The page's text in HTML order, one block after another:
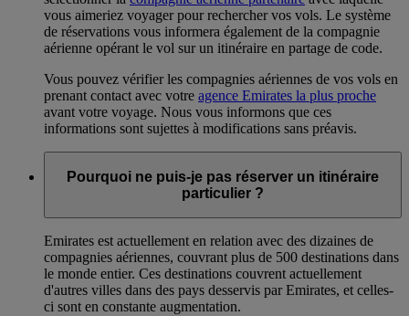
vous aimeriez voyager pour rechercher vos vols. Le système
de réservations vous informera également de la compagnie
aérienne opérant le vol sur un itinéraire en partage de code.
Vous pouvez vérifier les compagnies aériennes de vos vols en
prenant contact avec votre agence Emirates la plus proche
avant votre voyage. Nous vous informons que ces
informations sont sujettes à modifications sans préavis.
Pourquoi ne puis-je pas réserver un itinéraire
particulier ?
Emirates est actuellement en relation avec des dizaines de
compagnies aériennes, couvrant plus de 500 destinations dans
le monde entier. Ces destinations couvrent actuellement
d'autres villes dans des pays desservis par Emirates, et celles-
ci sont en constante augmentation.